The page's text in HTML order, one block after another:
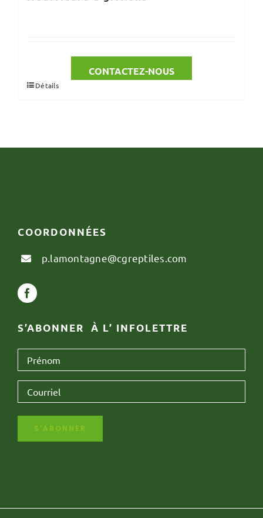
CONTACTEZ-NOUS
Détails
COORDONNÉES
p.lamontagne@cgreptiles.com
S’ABONNER À L’ INFOLETTRE
Prénom
Courriel *
S'ABONNER